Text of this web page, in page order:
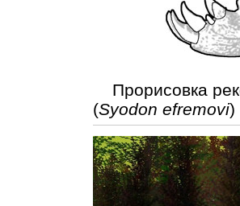
Прорисовка
(Syodon efremovi)